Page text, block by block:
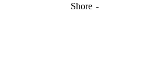
Shore -